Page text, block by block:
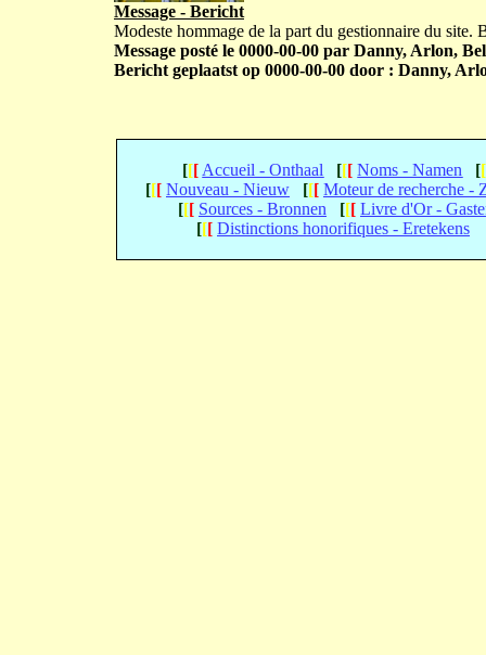
Message - Bericht
Modeste hommage de la part du gestionnaire du site.
Message posté le 0000-00-00 par Danny, Arlon,
Bericht geplaatst op 0000-00-00 door : Danny,
[[[ Accueil - Onthaal [[[ Noms - Namen [[
[[[ Nouveau - Nieuw [[[ Moteur de recherche -
[[[ Sources - Bronnen [[[ Livre d'Or -
[[[ Distinctions honorifiques - Eretekens